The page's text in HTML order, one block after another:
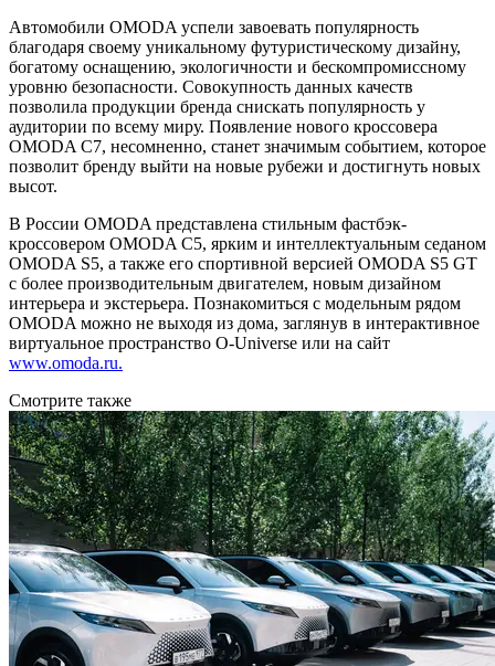
Автомобили OMODA успели завоевать популярность
благодаря своему уникальному футуристическому дизайну,
богатому оснащению, экологичности и бескомпромиссному
уровню безопасности. Совокупность данных качеств
позволила продукции бренда снискать популярность у
аудитории по всему миру. Появление нового кроссовера
OMODA C7, несомненно, станет значимым событием, которое
позволит бренду выйти на новые рубежи и достигнуть новых
высот.
В России OMODA представлена стильным фастбэк-
кроссовером OMODA C5, ярким и интеллектуальным седаном
OMODA S5, а также его спортивной версией OMODA S5 GT
с более производительным двигателем, новым дизайном
интерьера и экстерьера. Познакомиться с модельным рядом
OMODA можно не выходя из дома, заглянув в интерактивное
виртуальное пространство O-Universe или на сайт
www.omoda.ru.
Смотрите также